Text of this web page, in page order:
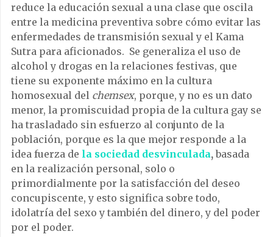
reduce la educación sexual a una clase que oscila
entre la medicina preventiva sobre cómo evitar las
enfermedades de transmisión sexual y el Kama
Sutra para aficionados. Se generaliza el uso de
alcohol y drogas en la relaciones festivas, que
tiene su exponente máximo en la cultura
homosexual del chemsex, porque, y no es un dato
menor, la promiscuidad propia de la cultura gay se
ha trasladado sin esfuerzo al conjunto de la
población, porque es la que mejor responde a la
idea fuerza de la sociedad desvinculada,basada
en la realización personal, solo o
primordialmente por la satisfacción del deseo
concupiscente, y esto significa sobre todo,
idolatría del sexo y también del dinero, y del poder
por el poder.